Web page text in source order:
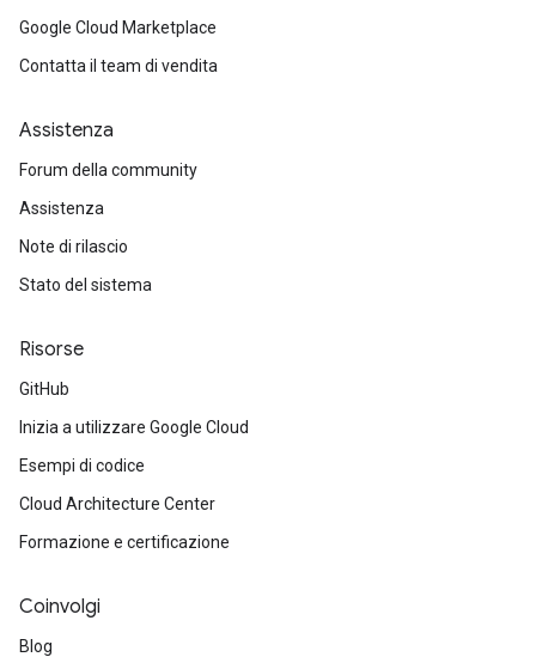
Google Cloud Marketplace
Contatta il team di vendita
Assistenza
Forum della community
Assistenza
Note di rilascio
Stato del sistema
Risorse
GitHub
Inizia a utilizzare Google Cloud
Esempi di codice
Cloud Architecture Center
Formazione e certificazione
Coinvolgi
Blog